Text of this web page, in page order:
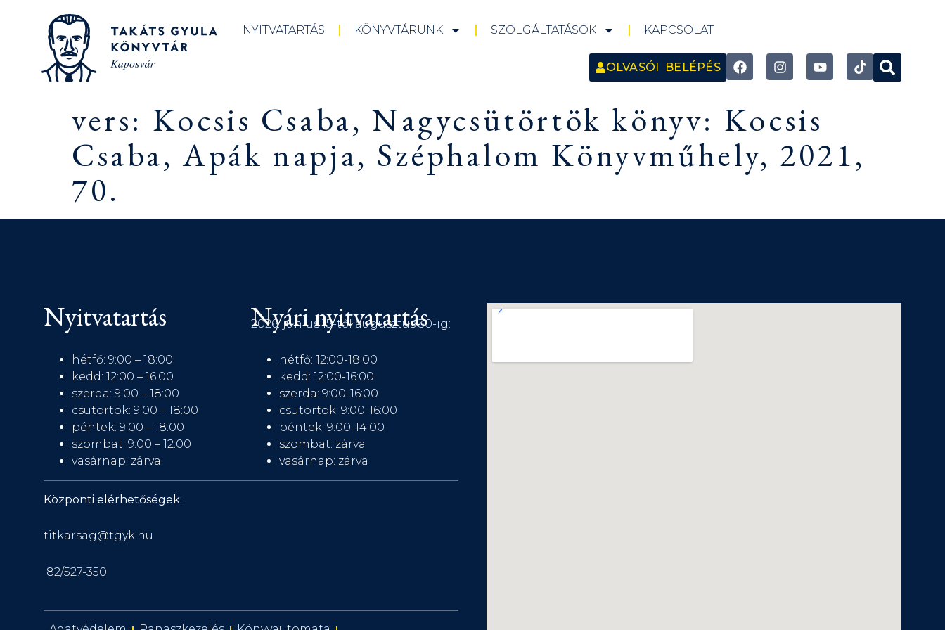
NYITVATARTÁS KÖNYVTÁRUNK SZOLGÁLTATÁSOK KAPCSOLAT
OLVASÓI BELÉPÉS
vers: Kocsis Csaba, Nagycsütörtök könyv: Kocsis
Csaba, Apák napja, Széphalom Könyvműhely, 2021,
70.
Nyitvatartás
hétfő: 9:00 – 18:00
kedd: 12:00 – 16:00
szerda: 9:00 – 18:00
csütörtök: 9:00 – 18:00
péntek: 9:00 – 18:00
szombat: 9:00 – 12:00
vasárnap: zárva
Nyári nyitvatartás
2026. június 15-től augusztus 30-ig:
hétfő: 12:00-18:00
kedd: 12:00-16:00
szerda: 9:00-16:00
csütörtök: 9:00-16:00
péntek: 9:00-14:00
szombat: zárva
vasárnap: zárva
Központi elérhetőségek:
titkarsag@tgyk.hu
82/527-350